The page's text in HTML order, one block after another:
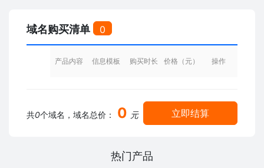
域名购买清单 0
产品内容 信息模板 购买时长 价格（元） 操作
共0个域名，域名总价： 0 元 立即结算
热门产品